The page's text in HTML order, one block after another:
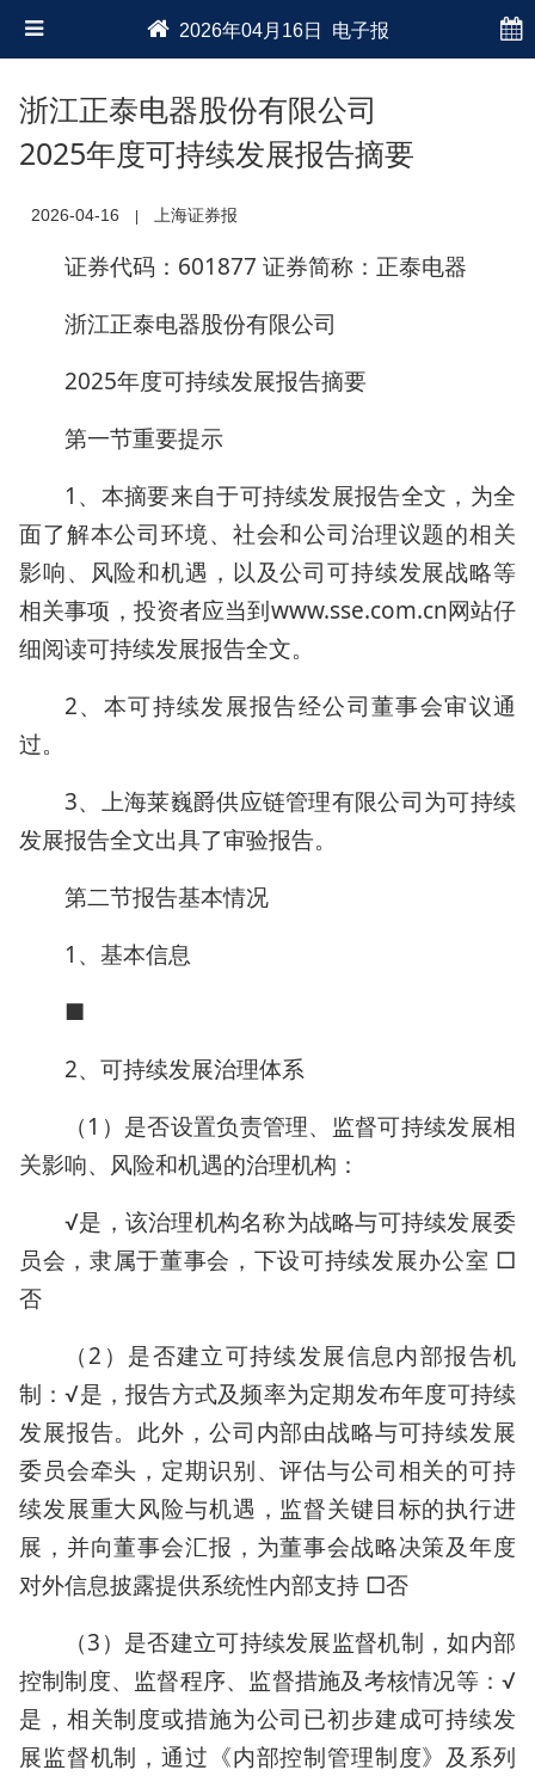
2026年04月16日 电子报
浙江正泰电器股份有限公司
2025年度可持续发展报告摘要
2026-04-16 上海证券报
证券代码：601877 证券简称：正泰电器
浙江正泰电器股份有限公司
2025年度可持续发展报告摘要
第一节重要提示
1、本摘要来自于可持续发展报告全文，为全
面了解本公司环境、社会和公司治理议题的相关
影响、风险和机遇，以及公司可持续发展战略等
相关事项，投资者应当到www.sse.com.cn网站仔
细阅读可持续发展报告全文。
2、本可持续发展报告经公司董事会审议通
过。
3、上海莱巍爵供应链管理有限公司为可持续
发展报告全文出具了审验报告。
第二节报告基本情况
1、基本信息
■
2、可持续发展治理体系
（1）是否设置负责管理、监督可持续发展相
关影响、风险和机遇的治理机构：
√是，该治理机构名称为战略与可持续发展委
员会，隶属于董事会，下设可持续发展办公室 □
否
（2）是否建立可持续发展信息内部报告机
制：√是，报告方式及频率为定期发布年度可持续
发展报告。此外，公司内部由战略与可持续发展
委员会牵头，定期识别、评估与公司相关的可持
续发展重大风险与机遇，监督关键目标的执行进
展，并向董事会汇报，为董事会战略决策及年度
对外信息披露提供系统性内部支持 □否
（3）是否建立可持续发展监督机制，如内部
控制制度、监督程序、监督措施及考核情况等：√
是，相关制度或措施为公司已初步建成可持续发
展监督机制，通过《内部控制管理制度》及系列